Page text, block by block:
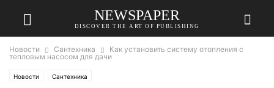
NEWSPAPER
DISCOVER THE ART OF PUBLISHING
Новости Сантехника
Как установить систему отопления с
тепловым насосом для дачи
Новости Сантехника